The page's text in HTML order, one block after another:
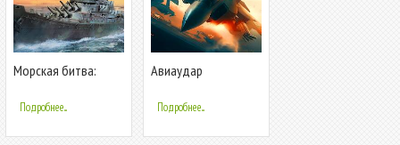
Морская битва:
Подробнее...
Авиаудар
Подробнее...